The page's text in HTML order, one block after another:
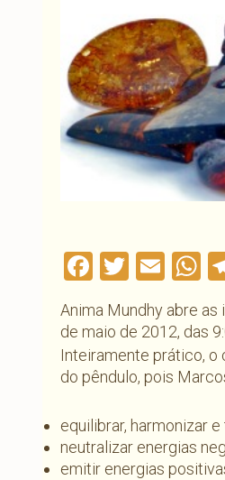
Facebook
Twitter
Anima Mundhy abre as
de maio de 2012, das
Inteiramente prático, o
do pêndulo, pois
equilibrar, harmonizar
neutralizar energias
emitir energias